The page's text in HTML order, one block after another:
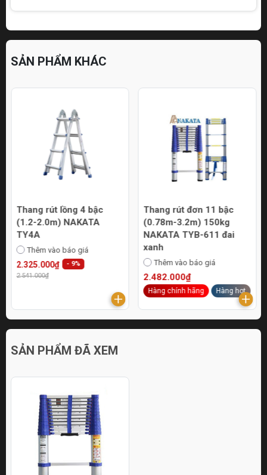
SẢN PHẨM KHÁC
Thang rút lồng 4 bậc
(1.2-2.0m) NAKATA
TY4A
Thêm vào báo giá
2.325.000₫
2.541.000₫
- 9%
Thang rút đơn 11 bậc
(0.78m-3.2m) 150kg
NAKATA TYB-611 đai
xanh
Thêm vào báo giá
2.482.000₫
Hàng chính hãng Hàng hot
SẢN PHẨM ĐÃ XEM